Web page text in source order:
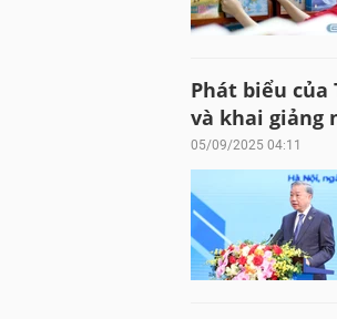
Phát biểu của
và khai giảng
05/09/2025 04:11